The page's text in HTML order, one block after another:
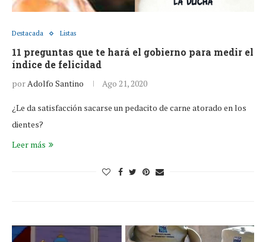
Destacada Listas
11 preguntas que te hará el gobierno para medir el
índice de felicidad
porAdolfo Santino Ago 21, 2020
¿Le da satisfacción sacarse un pedacito de carne atorado en los
dientes?
Leer más